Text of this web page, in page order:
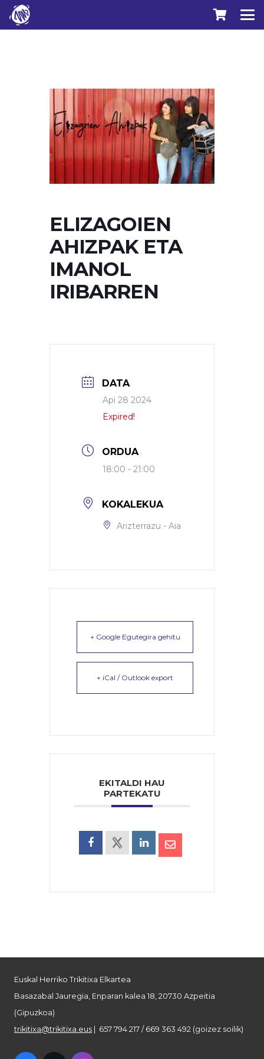
ELIZAGOIEN
AHIZPAK ETA
IMANOL
IRIBARREN
DATA
Api 28 2024
Expired!
ORDUA
18:00 - 21:00
KOKALEKUA
Arizterrazu - Aia
+ Google Egutegira gehitu
+ iCal / Outlook export
EKITALDI HAU
PARTEKATU
Euskal Herriko Trikitixa Elkartea
Basazabal Jauregia, Enparan kalea 18, 20730 Azpeitia
(Gipuzkoa)
trikitixa@trikitixa.eus | 657 794 217 / 669 363 492 (goizez soilik)